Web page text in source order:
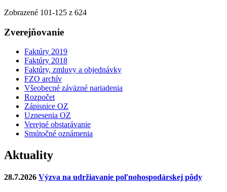
Zobrazené 101-125 z 624
Zverejňovanie
Faktúry 2019
Faktúry 2018
Faktúry, zmluvy a objednávky
FZO archív
Všeobecné záväzné nariadenia
Rozpočet
Zápisnice OZ
Uznesenia OZ
Verejné obstarávanie
Smútočné oznámenia
Aktuality
28.7.2026 Výzva na udržiavanie poľnohospodárskej pôdy